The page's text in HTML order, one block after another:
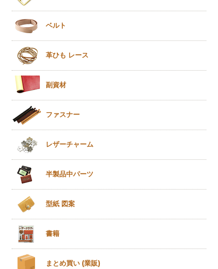
ベルト
革ひも レース
副資材
ファスナー
レザーチャーム
半製品中パーツ
型紙 図案
書籍
まとめ買い (業販)